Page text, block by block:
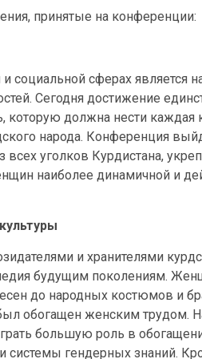
принятые на конференции:
сферах является
Сегодня достижение
которую должна нести
народа. Конференция
уголков Курдистана,
наиболее динамичной и
и хранителями
будущим поколениям.
до народных костюмов и
обогащен женским трудом.
большую роль в
гендерных знаний.